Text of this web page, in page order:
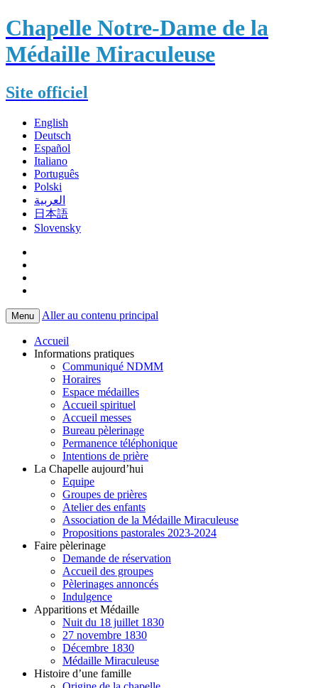
Chapelle Notre-Dame de la
Médaille Miraculeuse
Site officiel
English
Deutsch
Español
Italiano
Português
Polski
العربية
日本語
Slovensky
Menu Aller au contenu principal
Accueil
Informations pratiques
Communiqué NDMM
Horaires
Espace médailles
Accueil spirituel
Accueil messes
Bureau pèlerinage
Permanence téléphonique
Intentions de prière
La Chapelle aujourd’hui
Equipe
Groupes de prières
Atelier des enfants
Association de la Médaille Miraculeuse
Propositions pastorales 2023-2024
Faire pèlerinage
Demande de réservation
Accueil des groupes
Pèlerinages annoncés
Indulgence
Apparitions et Médaille
Nuit du 18 juillet 1830
27 novembre 1830
Décembre 1830
Médaille Miraculeuse
Histoire d’une famille